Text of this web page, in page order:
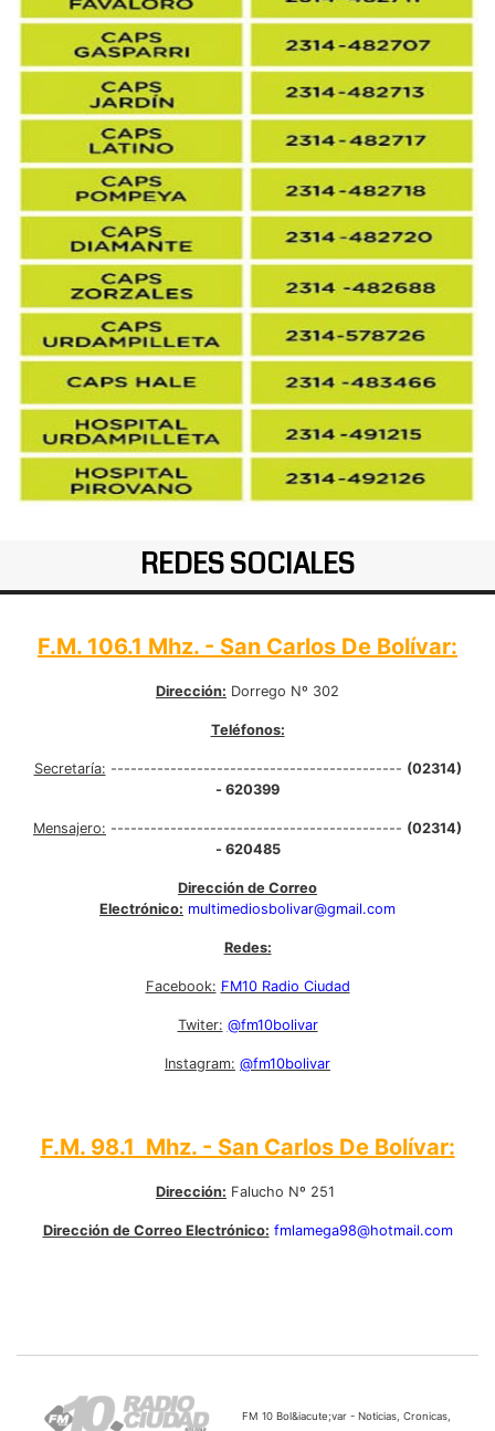
REDES SOCIALES
F.M. 106.1 Mhz. - San Carlos De Bolívar:
Dirección: Dorrego Nº 302
Teléfonos:
Secretaría: -------------------------------------------- (02314)
- 620399
Mensajero: -------------------------------------------- (02314)
- 620485
Dirección de Correo
Electrónico: multimediosbolivar@gmail.com
Redes:
Facebook: FM10 Radio Ciudad
Twiter: @fm10bolivar
Instagram: @fm10bolivar
F.M. 98.1 Mhz. - San Carlos De Bolívar:
Dirección: Falucho Nº 251
Dirección de Correo Electrónico: fmlamega98@hotmail.com
FM 10 Bol&iacute;var - Noticias, Cronicas,